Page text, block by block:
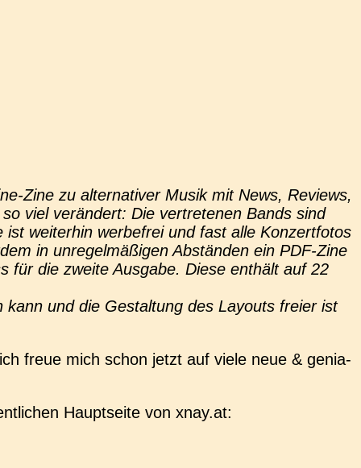
Zine zu alter­na­ti­ver Musik mit News, Reviews,
viel ver­än­dert: Die ver­tre­te­nen Bands sind
wei­ter­hin wer­be­frei und fast alle Kon­zert­fo­tos
in unre­gel­mä­ßi­gen Abstän­den ein PDF-Zine
für die zweite Aus­ga­be. Diese ent­hält auf 22
und die Gestal­tung des Lay­outs freier ist
freue mich schon jetzt auf viele neue & genia­
Haupt­sei­te von xnay.at: